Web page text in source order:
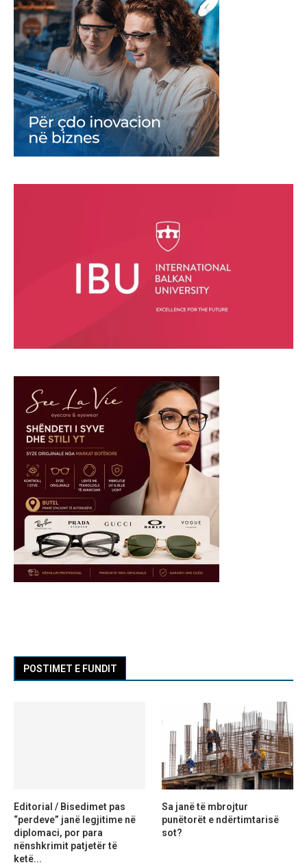
POSTIMET E FUNDIT
Editorial / Bisedimet pas
“perdeve” janë legjitime në
diplomaci, por para
nënshkrimit patjetër të
ketë...
Sa janë të mbrojtur
punëtorët e ndërtimtarisë
sot?